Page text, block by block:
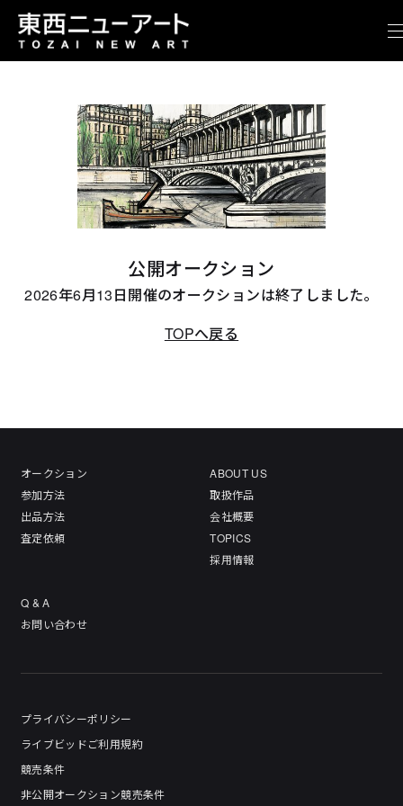
公開オークション
2026年6月13日開催のオークションは終了しました。
TOPへ戻る
オークション
参加方法
出品方法
査定依頼
ABOUT US
取扱作品
会社概要
TOPICS
採用情報
Q & A
お問い合わせ
プライバシーポリシー
ライブビッドご利用規約
競売条件
非公開オークション競売条件